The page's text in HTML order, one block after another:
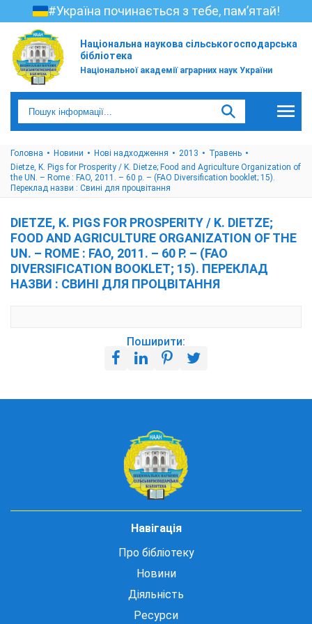
#Україна починається з тебе, пам’ятай!
Національна наукова сільськогосподарська
бібліотека
Національної академії аграрних наук України
Головна Новини Нові надходження 2013
Травень
Dietze, K. Pigs for Prosperity / K. Dietze; Food and Agriculture Organization of
the UN. – Rome : FAO, 2011. – 60 p. – (FAO Diversification booklet; 15).
Переклад назви : Свині для процвітання
DIETZE, K. PIGS FOR PROSPERITY / K. DIETZE;
FOOD AND AGRICULTURE ORGANIZATION OF THE
UN. – ROME : FAO, 2011. – 60 P. – (FAO
DIVERSIFICATION BOOKLET; 15). ПЕРЕКЛАД
НАЗВИ : СВИНІ ДЛЯ ПРОЦВІТАННЯ
Поширити:
Навігація
Про бібліотеку
Новини
Діяльність
Ресурси